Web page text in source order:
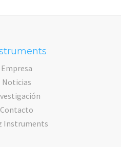
Empresa
Noticias
Contacto
Instruments